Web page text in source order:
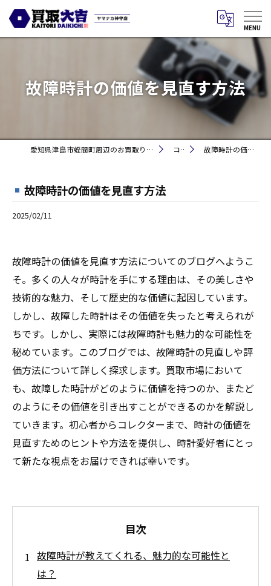
故障時計の価値を見直す方法
愛知県津島市蛭間町周辺のお買取りなら買取大吉 ヤマナカ神守店 コラム 故障時計の価値を見直す方法
故障時計の価値を見直す方法
2025/02/11
故障時計の価値を見直す方法についてのブログへようこ
そ。多くの人々が時計を手にする理由は、その美しさや
技術的な魅力、そして歴史的な価値に起因しています。
しかし、故障した時計はその価値を失ったと考えられが
ちです。しかし、実際には故障時計も魅力的な可能性を
秘めています。このブログでは、故障時計の見直しや評
価方法について詳しく探求します。買取市場において
も、故障した時計がどのように価値を持つのか、またど
のようにその価値を引き出すことができるのかを解説し
ていきます。初心者からコレクターまで、時計の価値を
見直すためのヒントや方法を提供し、時計愛好者にとっ
て新たな視点をお届けできれば幸いです。
目次
故障時計が教えてくれる、魅力的な可能性と
は？